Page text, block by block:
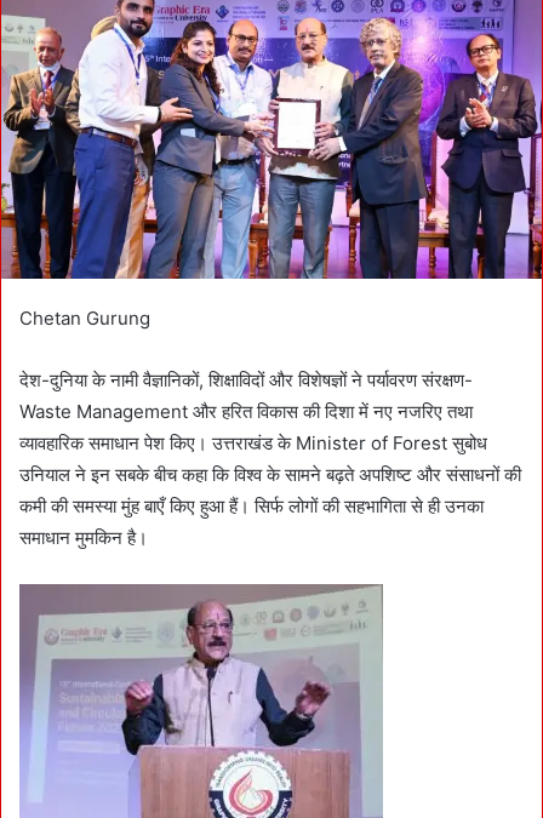
n
e
m
a
i
l
Chetan Gurung
देश-दुनिया के नामी वैज्ञानिकों, शिक्षाविदों और विशेषज्ञों ने पर्यावरण संरक्षण-
Waste Management और हरित विकास की दिशा में नए नजरिए तथा
व्यावहारिक समाधान पेश किए। उत्तराखंड के Minister of Forest सुबोध
उनियाल ने इन सबके बीच कहा कि विश्व के सामने बढ़ते अपशिष्ट और संसाधनों की
कमी की समस्या मुंह बाएँ किए हुआ हैं। सिर्फ लोगों की सहभागिता से ही उनका
समाधान मुमकिन है।